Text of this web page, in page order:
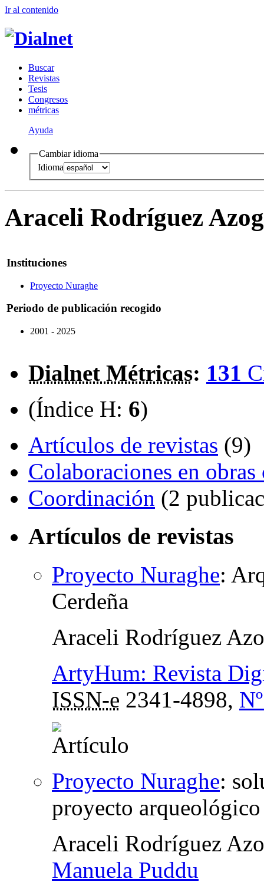
Ir al contenido
Buscar
Revistas
Tesis
Congresos
métricas
Ayuda
Cambiar idioma
Idioma
Araceli Rodríguez
Instituciones
Proyecto Nuraghe
Periodo de publicación recogido
2001 - 2025
Dialnet Métricas: 131
(Índice H: 6)
Artículos de revistas (9)
Colaboraciones en
Coordinación (2
Artículos de revistas
Proyecto Nuraghe:
Cerdeña
Araceli Rodríguez
ArtyHum: Revista
ISSN-e 2341-4898,
Proyecto Nuraghe:
proyecto
Araceli Rodríguez
Manuela Puddu